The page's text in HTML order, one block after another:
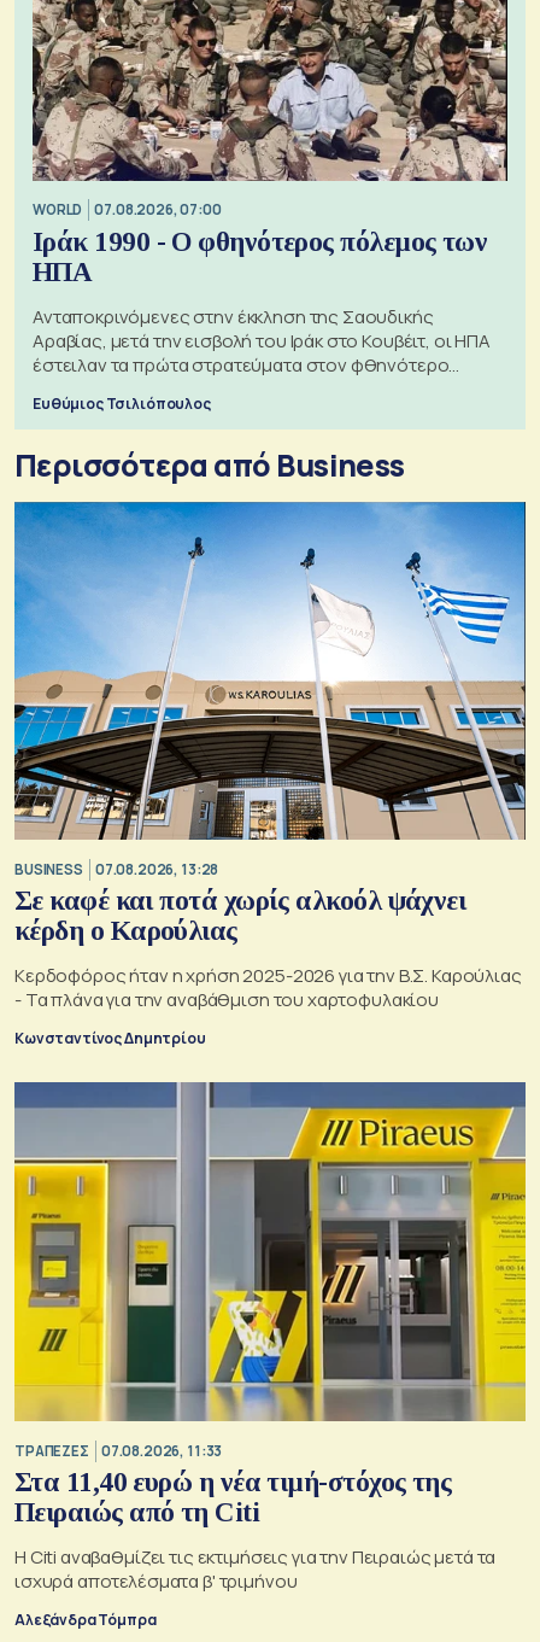
WORLD 07.08.2026, 07:00
Ιράκ 1990 - Ο φθηνότερος πόλεμος των
ΗΠΑ
Ανταποκρινόμενες στην έκκληση της Σαουδικής
Αραβίας, μετά την εισβολή του Ιράκ στο Κουβέιτ, οι ΗΠΑ
έστειλαν τα πρώτα στρατεύματα στον φθηνότερο
Ευθύμιος Τσιλιόπουλος
Περισσότερα από Business
BUSINESS 07.08.2026, 13:28
Σε καφέ και ποτά χωρίς αλκοόλ ψάχνει
κέρδη ο Καρούλιας
Κερδοφόρος ήταν η χρήση 2025-2026 για την Β.Σ. Καρούλιας
- Τα πλάνα για την αναβάθμιση του χαρτοφυλακίου
Κωνσταντίνος Δημητρίου
ΤΡΑΠΕΖΕΣ 07.08.2026, 11:33
Στα 11,40 ευρώ η νέα τιμή-στόχος της
Πειραιώς από τη Citi
Η Citi αναβαθμίζει τις εκτιμήσεις για την Πειραιώς μετά τα
ισχυρά αποτελέσματα β' τριμήνου
Αλεξάνδρα Τόμπρα